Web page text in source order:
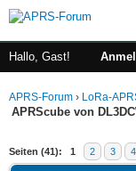
Hallo, Gast!
APRS-Forum › LoRa-
APRScube von
Seiten (41): 1 2 3 4
Durchschnitt